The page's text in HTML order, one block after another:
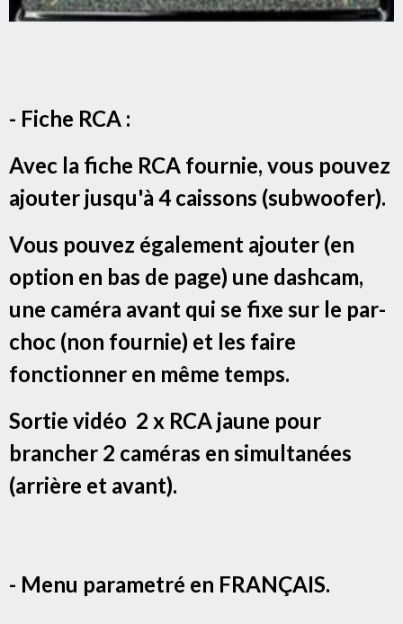
- Fiche RCA :
Avec la fiche RCA fournie, vous pouvez
ajouter jusqu'à 4 caissons (subwoofer).
Vous pouvez également ajouter (en
option en bas de page) une dashcam,
une caméra avant qui se fixe sur le par-
choc (non fournie) et les faire
fonctionner en même temps.
Sortie vidéo 2 x RCA jaune pour
brancher 2 caméras en simultanées
(arrière et avant).
- Menu parametré en FRANÇAIS.